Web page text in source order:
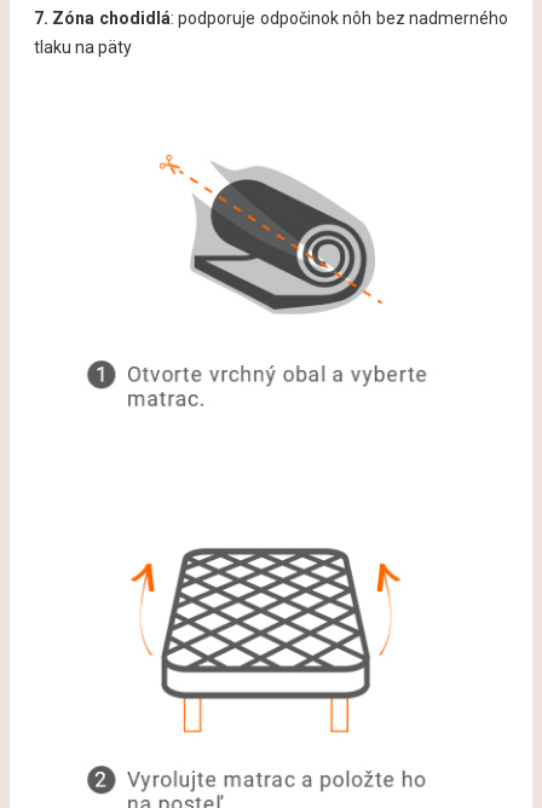
7. Zóna chodidlá: podporuje odpočinok nôh bez nadmerného
tlaku na päty